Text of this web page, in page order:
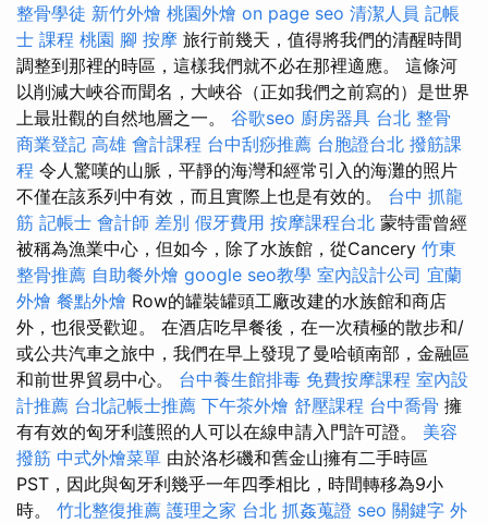
整骨學徒 新竹外燴 桃園外燴 on page seo 清潔人員 記帳
士 課程 桃園 腳 按摩 旅行前幾天，值得將我們的清醒時間
調整到那裡的時區，這樣我們就不必在那裡適應。 這條河
以削減大峽谷而聞名，大峽谷（正如我們之前寫的）是世界
上最壯觀的自然地層之一。 谷歌seo 廚房器具 台北 整骨
商業登記 高雄 會計課程 台中刮痧推薦 台胞證台北 撥筋課
程 令人驚嘆的山脈，平靜的海灣和經常引入的海灘的照片
不僅在該系列中有效，而且實際上也是有效的。 台中 抓龍
筋 記帳士 會計師 差別 假牙費用 按摩課程台北 蒙特雷曾經
被稱為漁業中心，但如今，除了水族館，從Cancery 竹東
整骨推薦 自助餐外燴 google seo教學 室內設計公司 宜蘭
外燴 餐點外燴 Row的罐裝罐頭工廠改建的水族館和商店
外，也很受歡迎。 在酒店吃早餐後，在一次積極的散步和/
或公共汽車之旅中，我們在早上發現了曼哈頓南部，金融區
和前世界貿易中心。 台中養生館排毒 免費按摩課程 室內設
計推薦 台北記帳士推薦 下午茶外燴 舒壓課程 台中喬骨 擁
有有效的匈牙利護照的人可以在線申請入門許可證。 美容
撥筋 中式外燴菜單 由於洛杉磯和舊金山擁有二手時區
PST，因此與匈牙利幾乎一年四季相比，時間轉移為9小
時。 竹北整復推薦 護理之家 台北 抓姦蒐證 seo 關鍵字 外